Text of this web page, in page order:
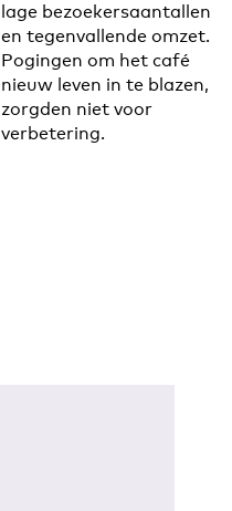
lage bezoekersaantallen
en tegenvallende omzet.
Pogingen om het café
nieuw leven in te blazen,
zorgden niet voor
verbetering.